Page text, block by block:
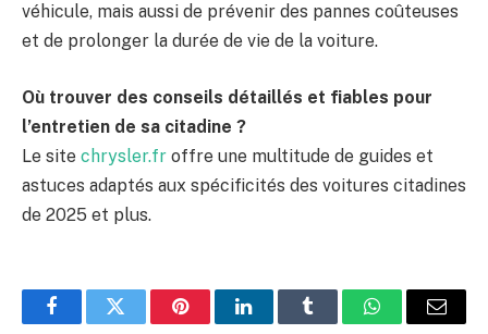
véhicule, mais aussi de prévenir des pannes coûteuses
et de prolonger la durée de vie de la voiture.
Où trouver des conseils détaillés et fiables pour
l’entretien de sa citadine ?
Le site chrysler.fr offre une multitude de guides et
astuces adaptés aux spécificités des voitures citadines
de 2025 et plus.
FacebookTwitter PinterestLinkedInTumblr WhatsApp
E-